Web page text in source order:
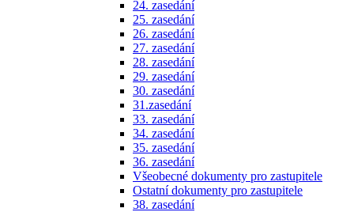
24. zasedání
25. zasedání
26. zasedání
27. zasedání
28. zasedání
29. zasedání
30. zasedání
31.zasedání
33. zasedání
34. zasedání
35. zasedání
36. zasedání
Všeobecné dokumenty pro zastupitele
Ostatní dokumenty pro zastupitele
38. zasedání